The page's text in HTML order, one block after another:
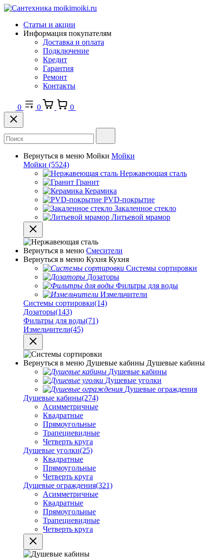
Статьи и акции
Информация покупателям
Доставка и оплата
Подключение
Кредит
Гарантия
Ремонт
Контакты
0 0 0
Вернуться в меню Мойки Мойки
Мойки (5524)
Нержавеющая сталь
Гранит
Керамика
PVD-покрытие
Закаленное стекло
Литьевой мрамор
Вернуться в меню Смесители
Вернуться в меню Кухня Кухня
Системы сортировки
Дозаторы
Фильтры для воды
Измельчители
Системы сортировки(14)
Дозаторы(143)
Фильтры для воды(71)
Измельчители(45)
Вернуться в меню Душевые кабины Душевые кабины
Душевые кабины
Душевые уголки
Душевые ограждения
Душевые кабины(274)
Асимметричные
Квадратные
Прямоугольные
Трапециевидные
Четверть круга
Душевые уголки(25)
Квадратные
Прямоугольные
Четверть круга
Душевые ограждения(321)
Асимметричные
Квадратные
Прямоугольные
Трапециевидные
Четверть круга